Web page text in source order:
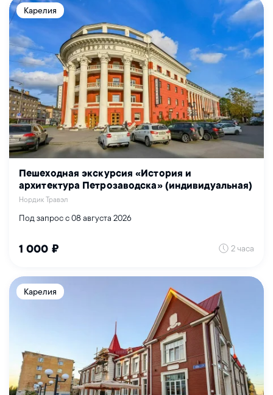
Карелия
Пешеходная экскурсия «История и
архитектура Петрозаводска» (индивидуальная)
Нордик Травэл
Под запрос с 08 августа 2026
1 000 ₽ 2 часа
Карелия